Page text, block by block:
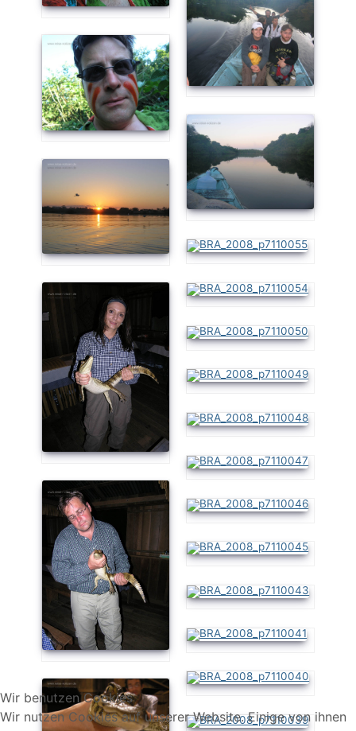
Wir benutzen Cookies
Wir nutzen Cookies auf unserer Website. Einige von ihnen